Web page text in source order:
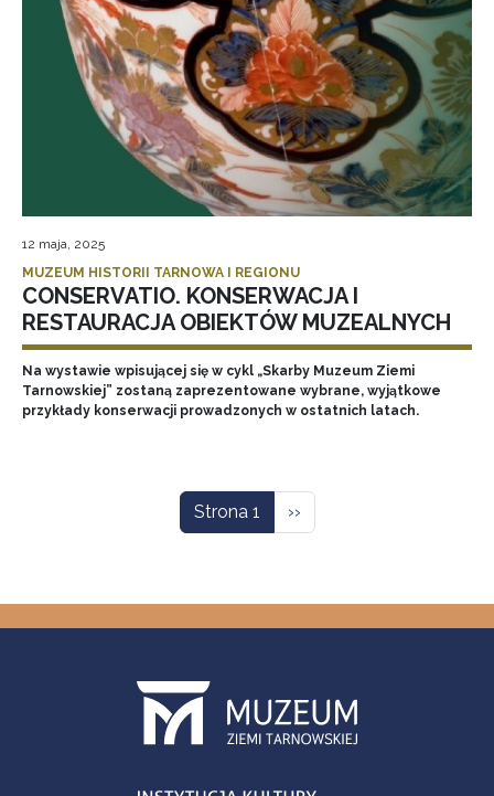
12 maja, 2025
MUZEUM HISTORII TARNOWA I REGIONU
CONSERVATIO. KONSERWACJA I
RESTAURACJA OBIEKTÓW MUZEALNYCH
Na wystawie wpisującej się w cykl „Skarby Muzeum Ziemi
Tarnowskiej” zostaną zaprezentowane wybrane, wyjątkowe
przykłady konserwacji prowadzonych w ostatnich latach.
Strona 1 Następna strona
››